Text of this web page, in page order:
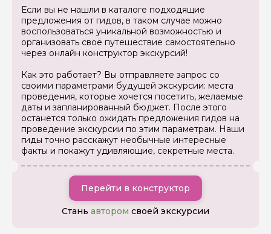
Если вы не нашли в каталоге подходящие
предложения от гидов, в таком случае можно
воспользоваться уникальной возможностью и
организовать своё путешествие самостоятельно
через онлайн конструктор экскурсий!
Как это работает? Вы отправляете запрос со
своими параметрами будущей экскурсии: места
проведения, которые хочется посетить, желаемые
даты и запланированный бюджет. После этого
останется только ожидать предложения гидов на
проведение экскурсии по этим параметрам. Наши
гиды точно расскажут необычные интересные
факты и покажут удивляющие, секретные места.
Перейти в конструктор
Стань автором своей экскурсии
Ваша электронная почта
Ваш номер телефона
Вопросы и комментарии
Если у вас есть интересующие вопросы, можете их